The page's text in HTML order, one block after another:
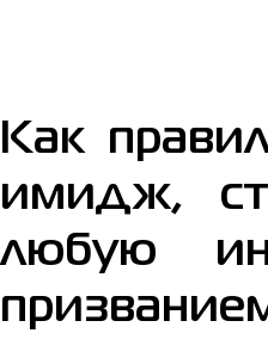
Как
имидж,
любую